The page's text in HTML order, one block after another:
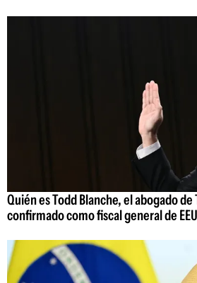
Quién es Todd Blanche, el abogado
confirmado como fiscal general de